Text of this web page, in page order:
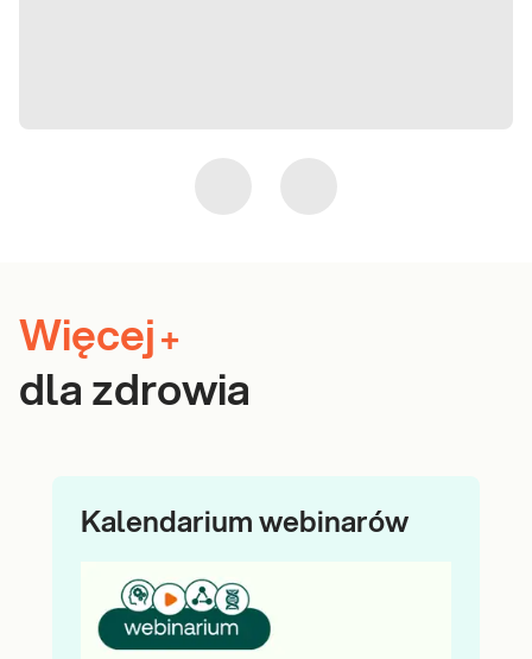
Więcej +
dla zdrowia
Kalendarium webinarów